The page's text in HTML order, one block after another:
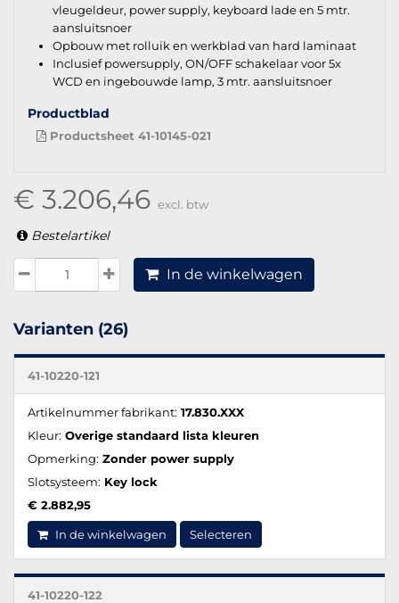
vleugeldeur, power supply, keyboard lade en 5 mtr.
aansluitsnoer
Opbouw met rolluik en werkblad van hard laminaat
Inclusief powersupply, ON/OFF schakelaar voor 5x
WCD en ingebouwde lamp, 3 mtr. aansluitsnoer
Productblad
Productsheet 41-10145-021
€ 3.206,46 excl. btw
Bestelartikel
In de winkelwagen
Varianten (26)
41-10220-121
Artikelnummer fabrikant: 17.830.XXX
Kleur: Overige standaard lista kleuren
Opmerking: Zonder power supply
Slotsysteem: Key lock
€ 2.882,95
In de winkelwagen Selecteren
41-10220-122